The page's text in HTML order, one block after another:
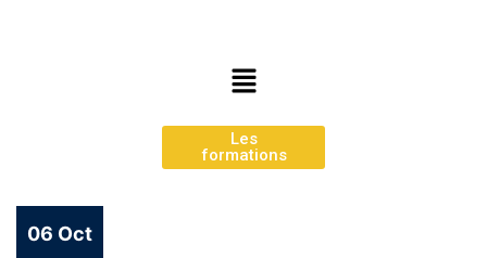
Les
formations
06 Oct